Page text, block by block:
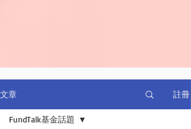
文章 註冊
FundTalk基金話題